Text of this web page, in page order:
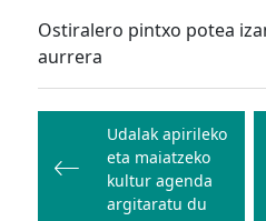
Ostiralero pintxo potea
aurrera
Bidalketetan
zehar
nabigatu
Udalak apirileko
eta maiatzeko
kultur agenda
argitaratu du